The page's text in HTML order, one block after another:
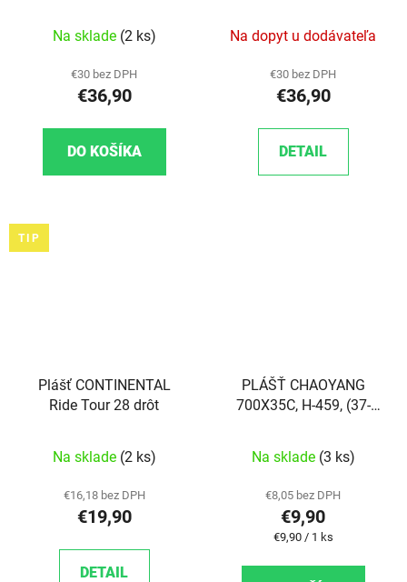
Na sklade (2 ks)
€30 bez DPH
€36,90
DO KOŠÍKA
Na dopyt u dodávateľa
€30 bez DPH
€36,90
DETAIL
TIP
Plášť CONTINENTAL
Ride Tour 28 drôt
Na sklade (2 ks)
€16,18 bez DPH
€19,90
DETAIL
PLÁŠŤ CHAOYANG
700X35C, H-459, (37-
Na sklade (3 ks)
€8,05 bez DPH
€9,90
Jednotková cena:
€9,90 / 1 ks